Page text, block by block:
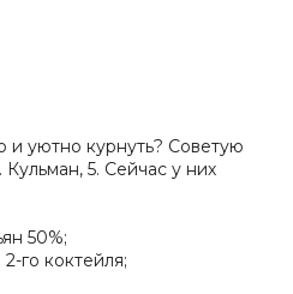
уютно курнуть? Советую
5. Сейчас у них
50%;
го коктейля;